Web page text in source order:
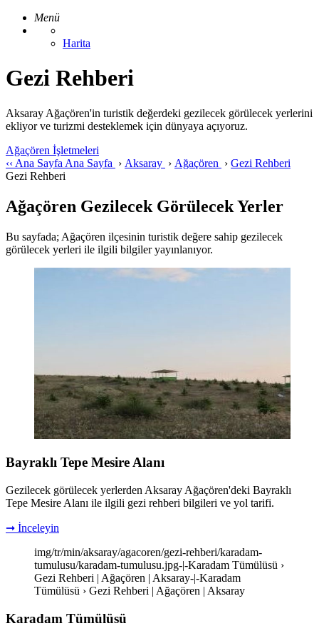
Menü
Harita
Gezi Rehberi
Aksaray Ağaçören'in turistik değerdeki gezilecek görülecek yerlerini
ekliyor ve turizmi desteklemek için dünyaya açıyoruz.
Ağaçören İşletmeleri
‹‹ Ana Sayfa Ana Sayfa › Aksaray › Ağaçören › Gezi Rehberi
Gezi Rehberi
Ağaçören Gezilecek Görülecek Yerler
Bu sayfada; Ağaçören ilçesinin turistik değere sahip gezilecek
görülecek yerleri ile ilgili bilgiler yayınlanıyor.
Bayraklı Tepe Mesire Alanı
Gezilecek görülecek yerlerden Aksaray Ağaçören'deki Bayraklı
Tepe Mesire Alanı ile ilgili gezi rehberi bilgileri ve yol tarifi.
➞ İnceleyin
img/tr/min/aksaray/agacoren/gezi-rehberi/karadam-
tumulusu/karadam-tumulusu.jpg-|-Karadam Tümülüsü ›
Gezi Rehberi | Ağaçören | Aksaray-|-Karadam
Tümülüsü › Gezi Rehberi | Ağaçören | Aksaray
Karadam Tümülüsü